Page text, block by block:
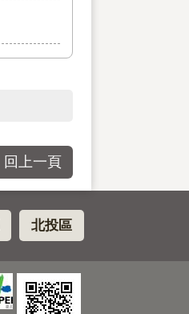
回上一頁
北投區